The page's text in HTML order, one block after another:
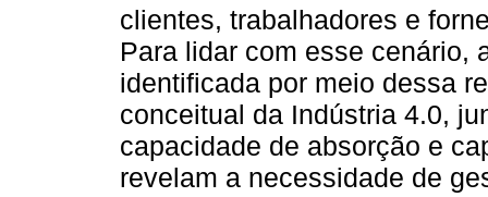
clientes, trabalhadores e
Para lidar com esse cenário,
identificada por meio dessa
conceitual da Indústria 4.0,
capacidade de absorção e
revelam a necessidade de